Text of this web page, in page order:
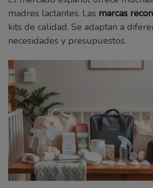
madres lactantes. Las marcas
kits de calidad. Se adaptan a
necesidades y presupuestos.